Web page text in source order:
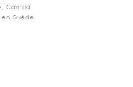
Camilla
Suède.